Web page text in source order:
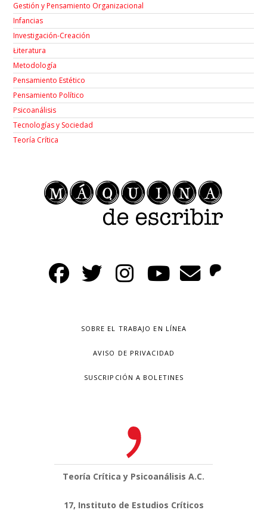
Gestión y Pensamiento Organizacional
Infancias
Investigación-Creación
Łiteratura
Metodología
Pensamiento Estético
Pensamiento Político
Psicoanálisis
Tecnologías y Sociedad
Teoría Crítica
SOBRE EL TRABAJO EN LÍNEA
AVISO DE PRIVACIDAD
SUSCRIPCIÓN A BOLETINES
Teoría Crítica y Psicoanálisis A.C.
17, Instituto de Estudios Críticos